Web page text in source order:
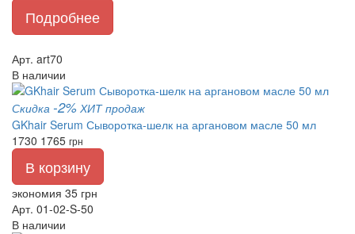
Подробнее
Арт. art70
В наличии
Скидка -2% ХИТ продаж
GKhair Serum Сыворотка-шелк на аргановом масле 50 мл
1730 1765 грн
В корзину
экономия 35 грн
Арт. 01-02-S-50
В наличии